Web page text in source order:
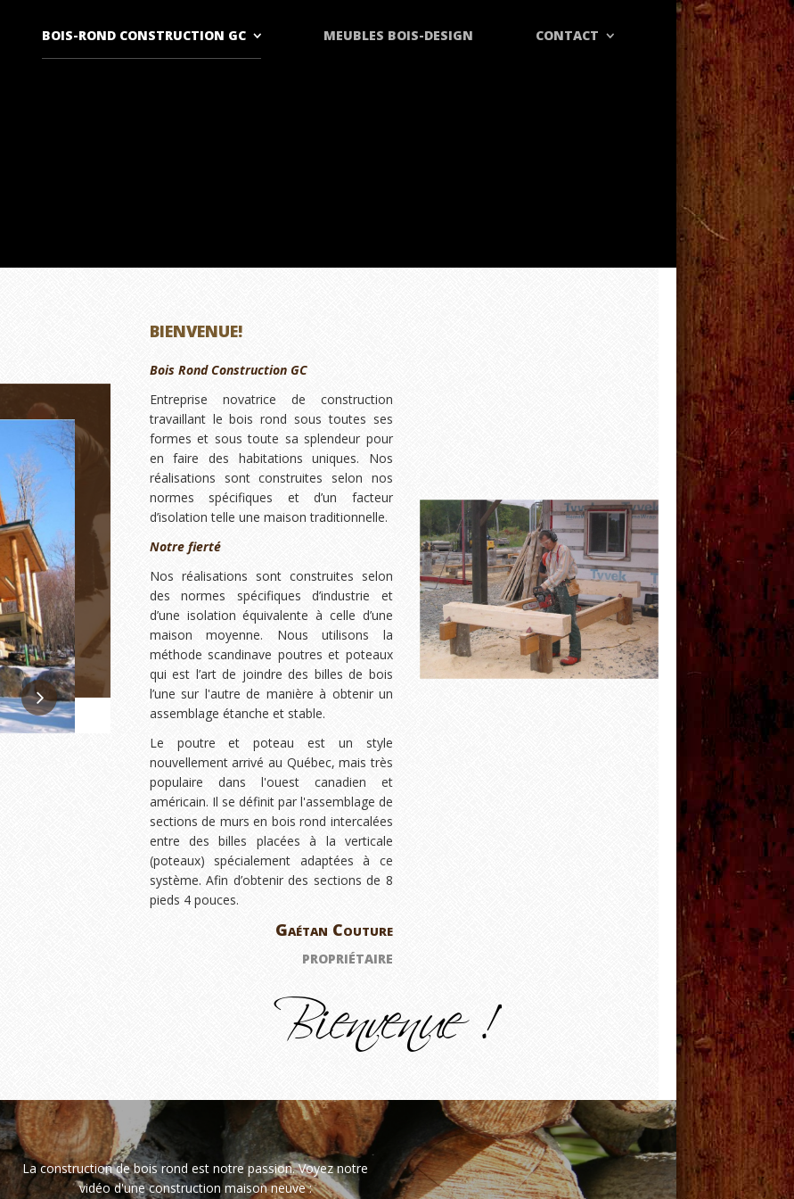
BOIS-ROND CONSTRUCTION GC MEUBLES BOIS-DESIGN CONTACT
BIENVENUE!
Bois Rond Construction GC
Entreprise novatrice de construction
travaillant le bois rond sous toutes ses
formes et sous toute sa splendeur pour
en faire des habitations uniques. Nos
réalisations sont construites selon nos
normes spécifiques et d’un facteur
d’isolation telle une maison traditionnelle.
Notre fierté
Nos réalisations sont construites selon
des normes spécifiques d’industrie et
d’une isolation équivalente à celle d’une
maison moyenne. Nous utilisons la
méthode scandinave poutres et poteaux
qui est l’art de joindre des billes de bois
l’une sur l'autre de manière à obtenir un
assemblage étanche et stable.
Le poutre et poteau est un style
nouvellement arrivé au Québec, mais très
populaire dans l'ouest canadien et
américain. Il se définit par l'assemblage de
sections de murs en bois rond intercalées
entre des billes placées à la verticale
(poteaux) spécialement adaptées à ce
système. Afin d’obtenir des sections de 8
pieds 4 pouces.
Gaétan Couture
PROPRIÉTAIRE
La construction de bois rond est notre passion. Voyez notre
vidéo d'une construction maison neuve :